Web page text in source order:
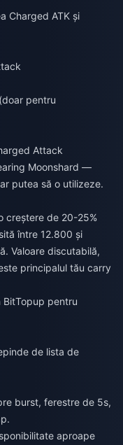
Charged ATK și
pentru
Attack
Moonshard —
putea să o utilizeze.
creștere de 20-25%
între 12.800 și
Valoare discutabilă,
principalul tău carry
BitTopup pentru
de lista de
burst, ferestre de 5s,
aproape